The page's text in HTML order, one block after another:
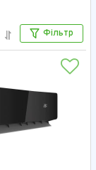
Фільтр